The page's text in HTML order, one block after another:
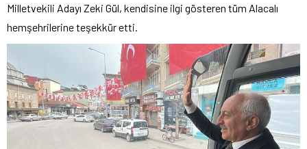
Milletvekili Adayı Zeki Gül, kendisine ilgi gösteren tüm Alacalı
hemşehrilerine teşekkür etti.